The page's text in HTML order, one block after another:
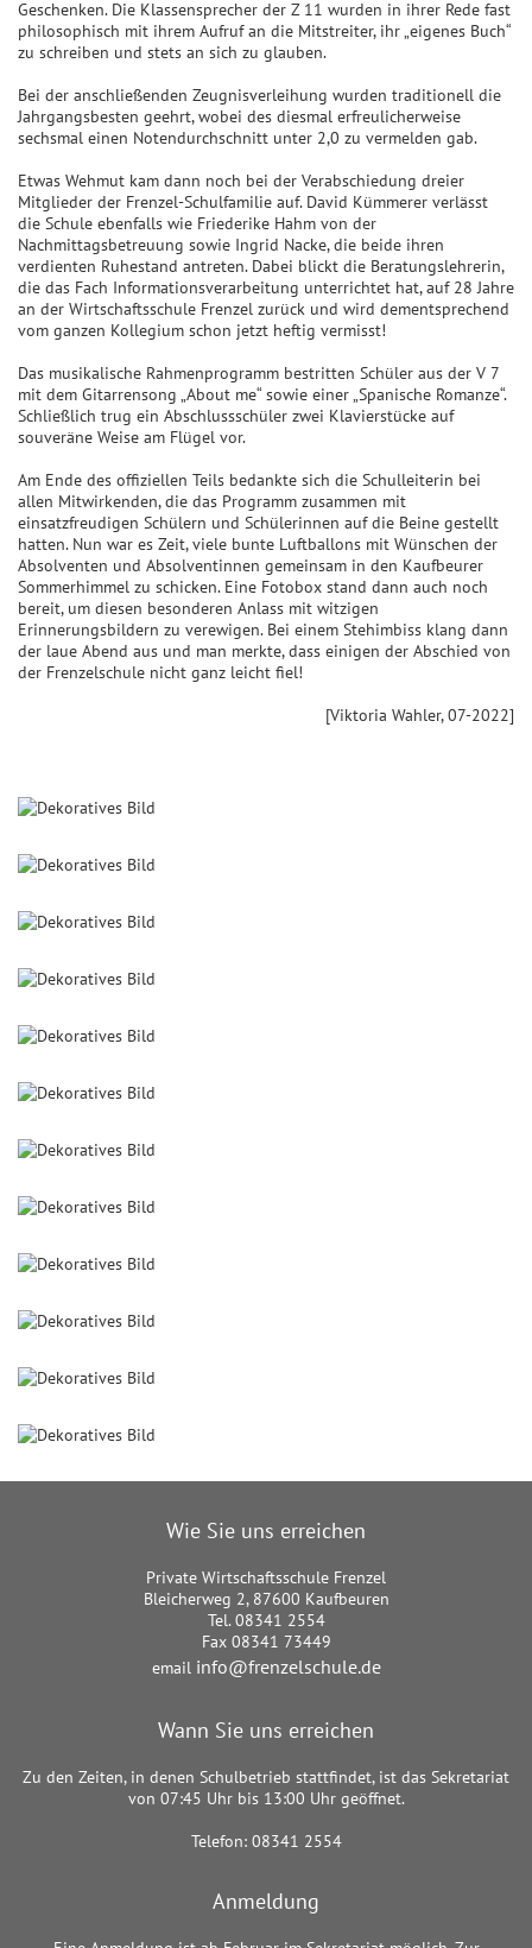
Geschenken. Die Klassensprecher der Z 11 wurden in ihrer Rede fast
philosophisch mit ihrem Aufruf an die Mitstreiter, ihr „eigenes Buch“
zu schreiben und stets an sich zu glauben.
Bei der anschließenden Zeugnisverleihung wurden traditionell die
Jahrgangsbesten geehrt, wobei des diesmal erfreulicherweise
sechsmal einen Notendurchschnitt unter 2,0 zu vermelden gab.
Etwas Wehmut kam dann noch bei der Verabschiedung dreier
Mitglieder der Frenzel-Schulfamilie auf. David Kümmerer verlässt
die Schule ebenfalls wie Friederike Hahm von der
Nachmittagsbetreuung sowie Ingrid Nacke, die beide ihren
verdienten Ruhestand antreten. Dabei blickt die Beratungslehrerin,
die das Fach Informationsverarbeitung unterrichtet hat, auf 28 Jahre
an der Wirtschaftsschule Frenzel zurück und wird dementsprechend
vom ganzen Kollegium schon jetzt heftig vermisst!
Das musikalische Rahmenprogramm bestritten Schüler aus der V 7
mit dem Gitarrensong „About me“ sowie einer „Spanische Romanze“.
Schließlich trug ein Abschlussschüler zwei Klavierstücke auf
souveräne Weise am Flügel vor.
Am Ende des offiziellen Teils bedankte sich die Schulleiterin bei
allen Mitwirkenden, die das Programm zusammen mit
einsatzfreudigen Schülern und Schülerinnen auf die Beine gestellt
hatten. Nun war es Zeit, viele bunte Luftballons mit Wünschen der
Absolventen und Absolventinnen gemeinsam in den Kaufbeurer
Sommerhimmel zu schicken. Eine Fotobox stand dann auch noch
bereit, um diesen besonderen Anlass mit witzigen
Erinnerungsbildern zu verewigen. Bei einem Stehimbiss klang dann
der laue Abend aus und man merkte, dass einigen der Abschied von
der Frenzelschule nicht ganz leicht fiel!
[Viktoria Wahler, 07-2022]
Wie Sie uns erreichen
Private Wirtschaftsschule Frenzel
Bleicherweg 2, 87600 Kaufbeuren
Tel. 08341 2554
Fax 08341 73449
email info@frenzelschule.de
Wann Sie uns erreichen
Zu den Zeiten, in denen Schulbetrieb stattfindet, ist das Sekretariat
von 07:45 Uhr bis 13:00 Uhr geöffnet.
Telefon: 08341 2554
Anmeldung